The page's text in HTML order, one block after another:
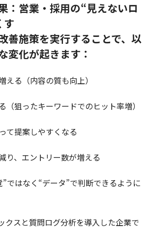
：営業・採用の“見えないロ
す
善施策を実行することで、以
変化が起きます：
える（内容の質も向上）
（狙ったキーワードでのヒット率増）
て提案しやすくなる
り、エントリー数が増える
ではなく“データ”で判断できるように
クスと質問ログ分析を導入した企業で